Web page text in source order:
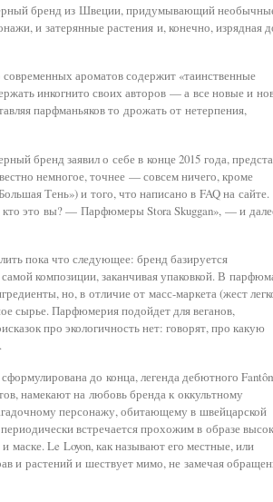
бренд из Швеции, придумывающий
и затерянные растения и, конечно, изрядная
ароматов содержит «таинственные
инкогнито своих авторов — а все новые и
парфманьяков то дрожать от нетерпения,
бренд заявил о себе в конце 2015 года,
немногое, точнее — совсем ничего, кроме
Тень») и того, что написано в FAQ на сайте.
это вы? — Парфюмеры Stora Skuggan», — и
пока что следующее: бренд базируется
композиции, заканчивая упаковкой. В
но, в отличие от масс-маркета (жест
сырье. Парфюмерия подойдет для веганов,
про экологичность нет: говорят, про какую
до конца, легенда дебютного
намекают на любовь бренда к оккультному
персонажу, обитающему в швейцарской
встречается прохожим в образе
Le Loyon, как называют его местные, или
и растений и шествует мимо, не замечая